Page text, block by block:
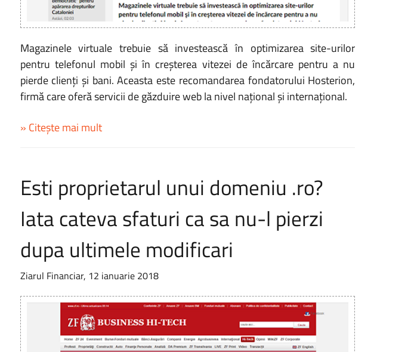
Magazinele virtuale trebuie să investească în optimizarea site-urilor
pentru telefonul mobil şi în creşterea vitezei de încărcare pentru a nu
pierde clienţi şi bani. Aceasta este recomandarea fondatorului Hosterion,
firmă care oferă servicii de găzduire web la nivel naţional şi internaţional.
» Citește mai mult
Esti proprietarul unui domeniu .ro?
Iata cateva sfaturi ca sa nu-l pierzi
dupa ultimele modificari
Ziarul Financiar, 12 ianuarie 2018